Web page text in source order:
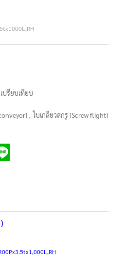
เปรียบเทียบ
, ใบเกลียวสกรู [Screw flight]